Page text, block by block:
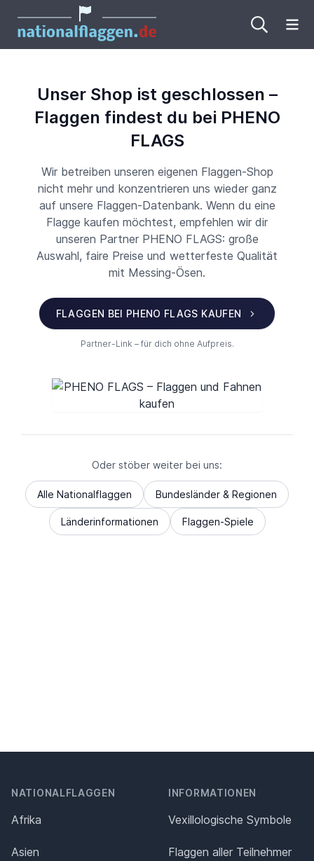
Unser Shop ist geschlossen –
Flaggen findest du bei PHENO
FLAGS
Wir betreiben unseren eigenen Flaggen-Shop
nicht mehr und konzentrieren uns wieder ganz
auf unsere Flaggen-Datenbank. Wenn du eine
Flagge kaufen möchtest, empfehlen wir dir
unseren Partner PHENO FLAGS: große
Auswahl, faire Preise und wetterfeste Qualität
mit Messing-Ösen.
FLAGGEN BEI PHENO FLAGS KAUFEN
Partner-Link – für dich ohne Aufpreis.
Oder stöber weiter bei uns:
Alle Nationalflaggen Bundesländer & Regionen
Länderinformationen Flaggen-Spiele
NATIONALFLAGGEN
Afrika
Asien
INFORMATIONEN
Vexillologische Symbole
Flaggen aller Teilnehmer